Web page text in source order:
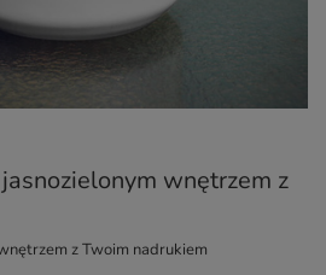
wnętrzem z
z Twoim nadrukiem